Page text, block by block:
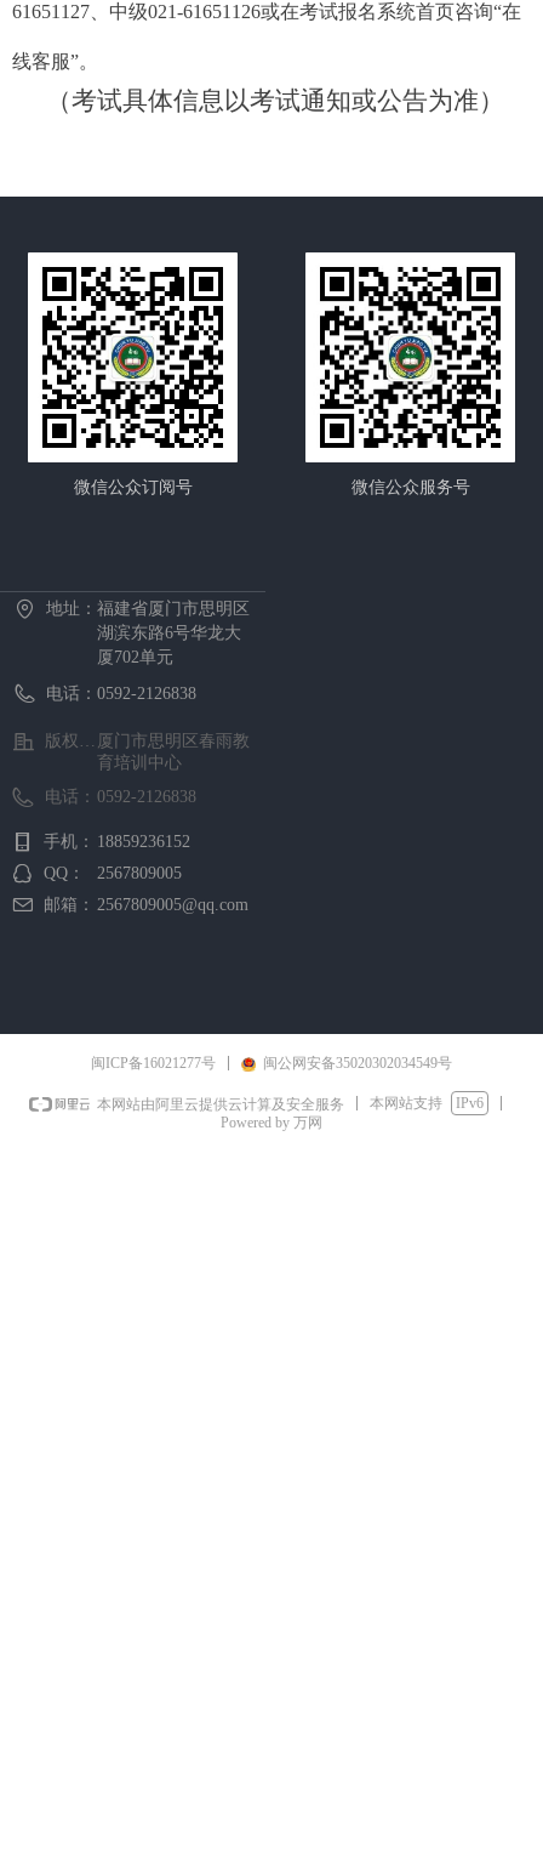
61651127、中级021-61651126或在考试报名系统首页咨询“在
线客服”。
（考试具体信息以考试通知或公告为准）
微信公众订阅号 微信公众服务号
地址： 福建省厦门市思明区
湖滨东路6号华龙大
厦702单元
电话： 0592-2126838
手机： 18859236152
QQ：
2567809005
邮箱： 2567809005@qq.com
版权所有 ©
厦门市思明区春雨教
育培训中心
电话： 0592-2126838
闽ICP备16021277号 闽公网安备35020302034549号
本网站由阿里云提供云计算及安全服务 本网站支持
IPv6
Powered by 万网